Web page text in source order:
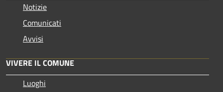
Notizie
Comunicati
Avvisi
VIVERE IL COMUNE
Luoghi